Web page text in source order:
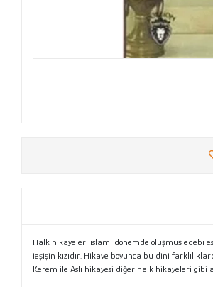
Halk hikayeleri islami dönemde oluşmuş edebi
jeşişin kızıdır. Hikaye boyunca bu dini
Kerem ile Aslı hikayesi diğer halk hikayeleri